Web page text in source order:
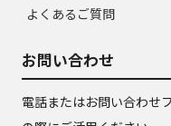
よくあるご質問
お問い合わせ
電話またはお問い合わせ